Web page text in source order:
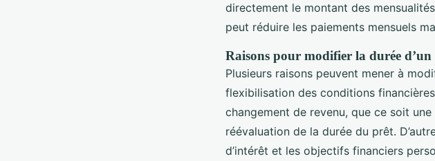
directement le montant des
peut réduire les paiements mensuels
Raisons pour modifier la durée
Plusieurs raisons peuvent mener à
flexibilisation des conditions
changement de revenu, que ce soit
réévaluation de la durée du prêt.
d’intérêt et les objectifs financiers